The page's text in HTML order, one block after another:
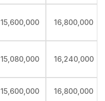
15,600,000 16,800,000
15,080,000 16,240,000
15,600,000 16,800,000